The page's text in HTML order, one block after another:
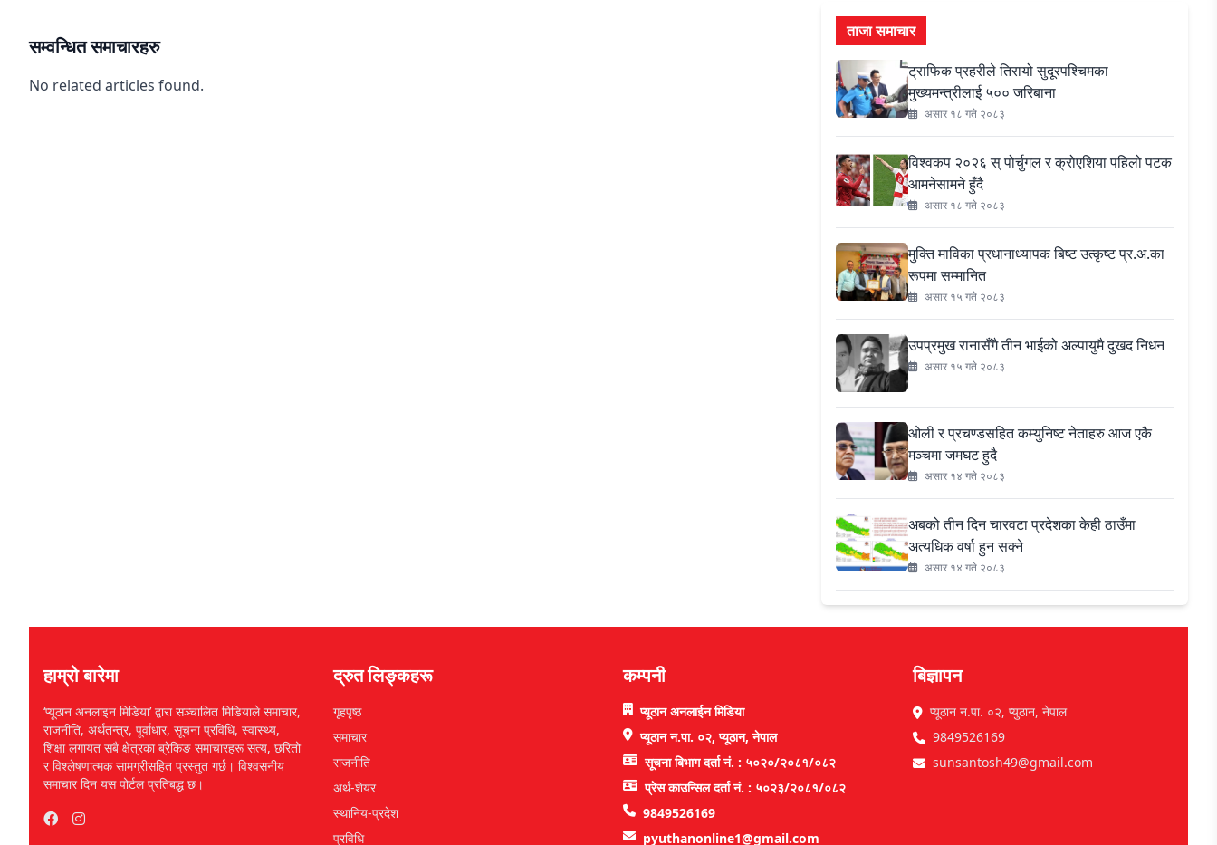
सम्वन्धित समाचारहरु
No related articles found.
ताजा समाचार
ट्राफिक प्रहरीले तिरायो सुदूरपश्चिमका
मुख्यमन्त्रीलाई ५०० जरिबाना
असार १८ गते २०८३
विश्वकप २०२६ स् पोर्चुगल र क्रोएशिया पहिलो पटक
आमनेसामने हुँदै
असार १८ गते २०८३
मुक्ति माविका प्रधानाध्यापक बिष्ट उत्कृष्ट प्र.अ.का
रूपमा सम्मानित
असार १५ गते २०८३
उपप्रमुख रानासँगै तीन भाईको अल्पायुमै दुखद निधन
असार १५ गते २०८३
ओली र प्रचण्डसहित कम्युनिष्ट नेताहरु आज एकै
मञ्चमा जमघट हुदै
असार १४ गते २०८३
अबको तीन दिन चारवटा प्रदेशका केही ठाउँमा
अत्यधिक वर्षा हुन सक्ने
असार १४ गते २०८३
हाम्रो बारेमा
‘प्यूठान अनलाइन मिडिया’ द्वारा सञ्चालित मिडियाले समाचार,
राजनीति, अर्थतन्त्र, पूर्वाधार, सूचना प्रविधि, स्वास्थ्य,
शिक्षा लगायत सबै क्षेत्रका ब्रेकिङ समाचारहरू सत्य, छरितो
र विश्लेषणात्मक सामग्रीसहित प्रस्तुत गर्छ। विश्वसनीय
समाचार दिन यस पोर्टल प्रतिबद्ध छ।
द्रुत लिङ्कहरू
गृहपृष्ठ
समाचार
राजनीति
अर्थ-शेयर
स्थानिय-प्रदेश
प्रविधि
कम्पनी
प्यूठान अनलाईन मिडिया
प्यूठान न.पा. ०२, प्यूठान, नेपाल
सूचना बिभाग दर्ता नं. : ५०२०/२०८१/०८२
प्रेस काउन्सिल दर्ता नं. : ५०२३/२०८१/०८२
9849526169
pyuthanonline1@gmail.com
बिज्ञापन
प्यूठान न.पा. ०२, प्युठान, नेपाल
9849526169
sunsantosh49@gmail.com